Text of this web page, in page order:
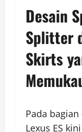
Desain
Splitter
Skirts
Pada bagian
Lexus ES